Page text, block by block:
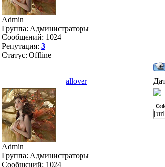
Admin
Группа: Администраторы
Сообщений: 1024
Репутация: 3
Статус: Offline
allover
Admin
Группа: Администраторы
Сообщений: 1024